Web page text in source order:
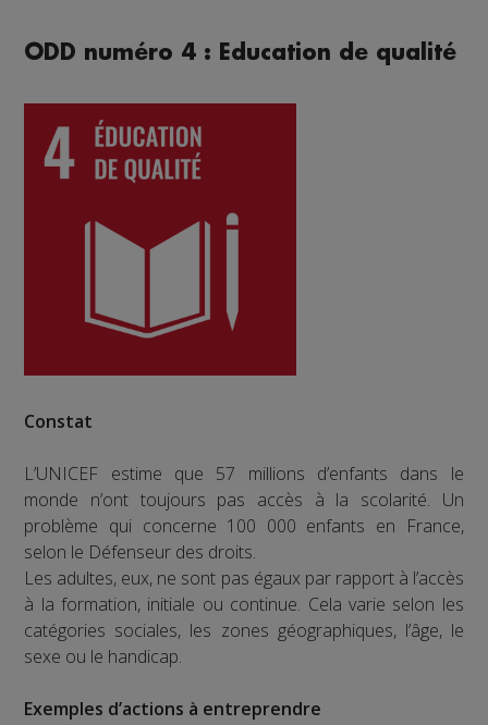
ODD numéro 4 : Education de qualité
Constat
L’UNICEF estime que 57 millions d’enfants dans le
monde n’ont toujours pas accès à la scolarité. Un
problème qui concerne 100 000 enfants en France,
selon le Défenseur des droits.
Les adultes, eux, ne sont pas égaux par rapport à l’accès
à la formation, initiale ou continue. Cela varie selon les
catégories sociales, les zones géographiques, l’âge, le
sexe ou le handicap.
Exemples d’actions à entreprendre